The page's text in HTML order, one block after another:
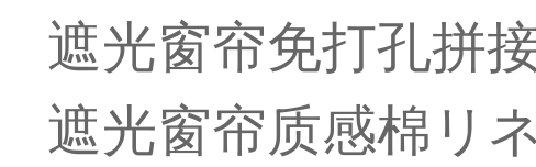
遮光窗帘免打孔拼
遮光窗帘质感棉リ